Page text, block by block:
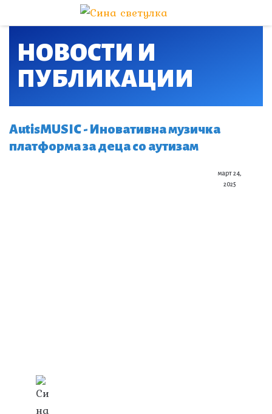
НОВОСТИ И
ПУБЛИКАЦИИ​
AutisMUSIC - Иновативна музичка
платформа за деца со аутизам
март 24,
2025